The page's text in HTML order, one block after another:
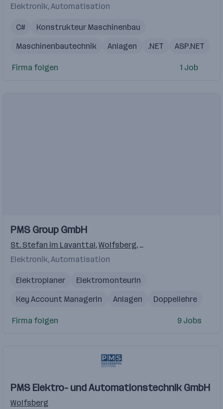
Elektronik, Automatisation
C#
Konstrukteur Maschinenbau
Maschinenbautechnik
Anlagen .NET
ASP.NET
Konstrukteur
Firma folgen 1 Job
Videos
Einblicke
Einblicke
PMS Group GmbH
St. Stefan im Lavanttal,Wolfsberg, Schwadorf bei Wien
Elektronik, Automatisation
Elektroplaner
ElektromonteurIn
Key Account ManagerIn
Anlagen Doppellehre
Firma folgen 9 Jobs
PMS Elektro- und Automationstechnik GmbH
Wolfsberg